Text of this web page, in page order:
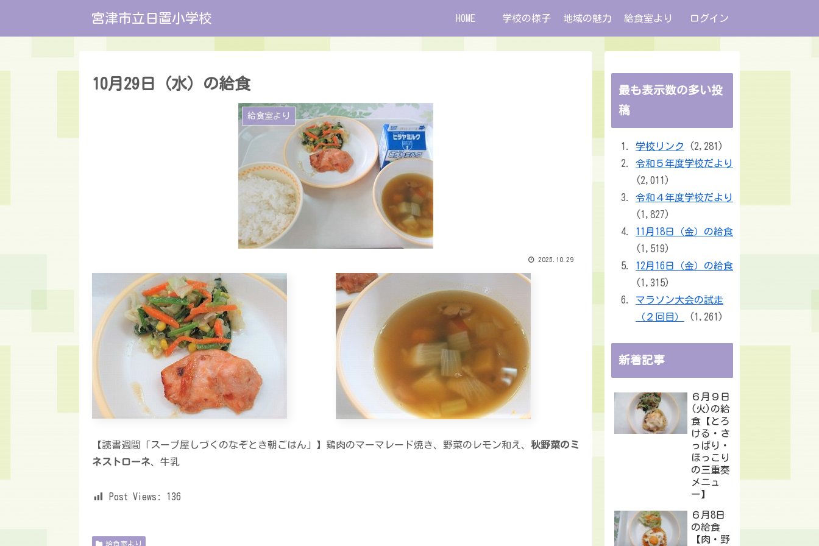
宮津市立日置小学校 HOME 学校の様子 地域の魅力 給食室より ログイン
10月29日（水）の給食
給食室より
2025.10.29
【読書週間「スープ屋しづくのなぞとき朝ごはん」】鶏肉のマーマレード焼き、野菜のレモン和え、 秋野菜のミ
ネストローネ、牛乳
Post Views: 136
給食室より
最も表示数の多い投
稿
学校リンク
(2,281)
令和５年度学校だより
(2,011)
令和４年度学校だより
(1,827)
11月18日（金）の給食
(1,519)
12月16日（金）の給食
(1,315)
マラソン大会の試走
（２回目）
(1,261)
新着記事
６月９日
(火)の給
食【とろ
ける・さ
っぱり・
ほっこり
の三重奏
メニュ
ー】
６月8日
の給食
【肉・野